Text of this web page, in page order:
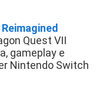
Quest VII
gameplay e
Nintendo Switch